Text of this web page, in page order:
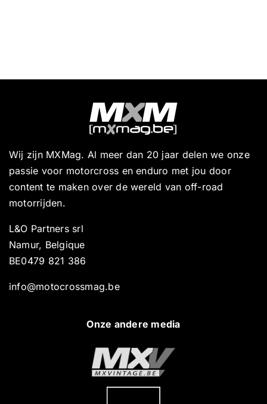
Wij zijn MXMag. Al meer dan 20 jaar delen we onze
passie voor motorcross en enduro met jou door
content te maken over de wereld van off-road
motorrijden.
L&O Partners srl
Namur, Belgique
BE0479 821 386
info@motocrossmag.be
Onze andere media